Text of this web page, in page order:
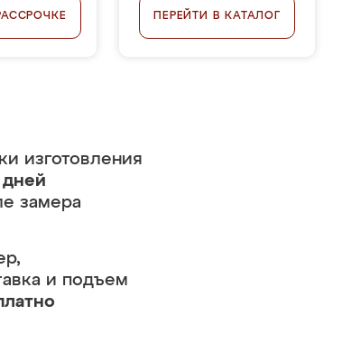
ПЕРЕЙТИ В КАТАЛОГ
изготовления
дней
замера
и подъем